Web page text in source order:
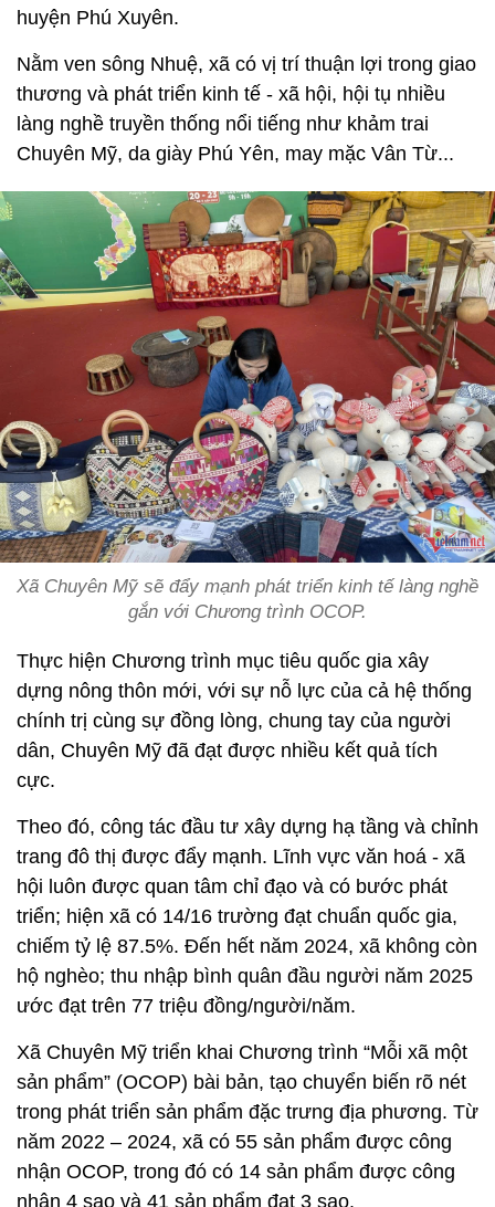
huyện Phú Xuyên.
Nằm ven sông Nhuệ, xã có vị trí thuận lợi trong giao
thương và phát triển kinh tế - xã hội, hội tụ nhiều
làng nghề truyền thống nổi tiếng như khảm trai
Chuyên Mỹ, da giày Phú Yên, may mặc Vân Từ...
Xã Chuyên Mỹ sẽ đẩy mạnh phát triển kinh tế làng nghề
gắn với Chương trình OCOP.
Thực hiện Chương trình mục tiêu quốc gia xây
dựng nông thôn mới, với sự nỗ lực của cả hệ thống
chính trị cùng sự đồng lòng, chung tay của người
dân, Chuyên Mỹ đã đạt được nhiều kết quả tích
cực.
Theo đó, công tác đầu tư xây dựng hạ tầng và chỉnh
trang đô thị được đẩy mạnh. Lĩnh vực văn hoá - xã
hội luôn được quan tâm chỉ đạo và có bước phát
triển; hiện xã có 14/16 trường đạt chuẩn quốc gia,
chiếm tỷ lệ 87.5%. Đến hết năm 2024, xã không còn
hộ nghèo; thu nhập bình quân đầu người năm 2025
ước đạt trên 77 triệu đồng/người/năm.
Xã Chuyên Mỹ triển khai Chương trình “Mỗi xã một
sản phẩm” (OCOP) bài bản, tạo chuyển biến rõ nét
trong phát triển sản phẩm đặc trưng địa phương. Từ
năm 2022 – 2024, xã có 55 sản phẩm được công
nhận OCOP, trong đó có 14 sản phẩm được công
nhận 4 sao và 41 sản phẩm đạt 3 sao.